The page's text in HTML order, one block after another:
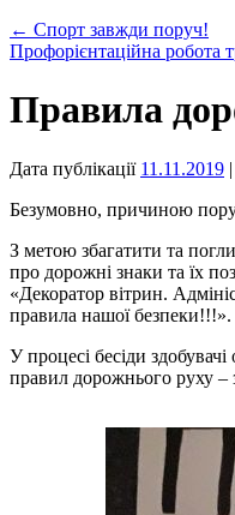
← Спорт завжди поруч!
Профорієнтаційна робота
Правила
Дата публікації 11.11.2019
Безумовно, причиною
З метою збагатити та
про дорожні знаки та їх
«Декоратор вітрин.
правила нашої безпеки!!!».
У процесі бесіди
правил дорожнього руху –